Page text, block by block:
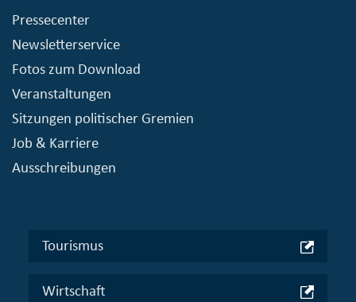
Pressecenter
Newsletterservice
Fotos zum Download
Veranstaltungen
Sitzungen politischer Gremien
Job & Karriere
Ausschreibungen
Tourismus
Wirtschaft